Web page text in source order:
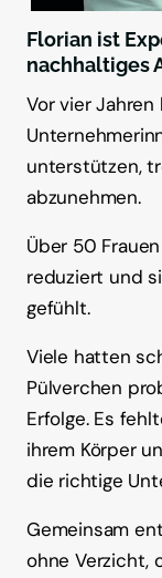
Florian ist
nachhaltiges
Vor vier Jahren
unterstützen,
abzunehmen.
Über 50 Frauen
reduziert und
gefühlt.
Viele hatten
Pülverchen
Erfolge. Es
ihrem Körper
die richtige
Gemeinsam
ohne Verzicht,